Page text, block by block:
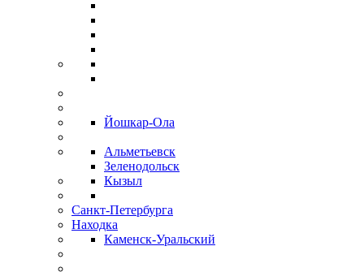
Йошкар-Ола
Альметьевск
Зеленодольск
Кызыл
Санкт-Петербурга
Находка
Каменск-Уральский